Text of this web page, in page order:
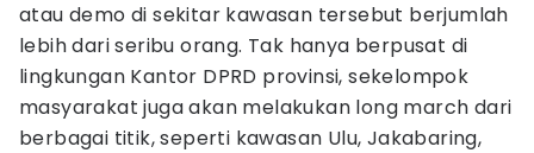
atau demo di sekitar kawasan tersebut berjumlah
lebih dari seribu orang. Tak hanya berpusat di
lingkungan Kantor DPRD provinsi, sekelompok
masyarakat juga akan melakukan long march dari
berbagai titik, seperti kawasan Ulu, Jakabaring,